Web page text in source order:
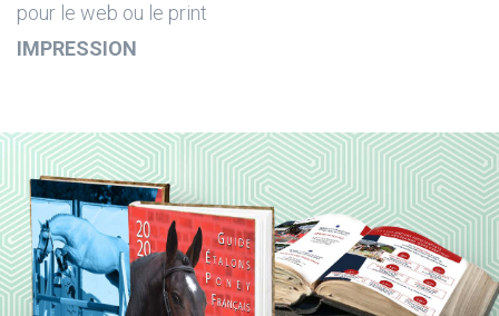
pour le web ou le print
IMPRESSION